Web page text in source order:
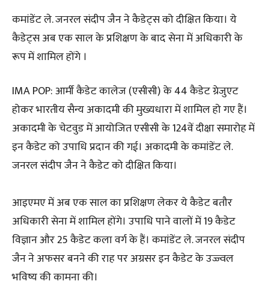
कमांडेंट ले. जनरल संदीप जैन ने कैडेट्स को दीक्षित किया। ये
कैडेट्स अब एक साल के प्रशिक्षण के बाद सेना में अधिकारी के
रूप में शामिल होंगे ।
IMA POP: आर्मी कैडेट कालेज (एसीसी) के 44 कैडेट ग्रेजुएट
होकर भारतीय सैन्य अकादमी की मुख्यधारा में शामिल हो गए हैं।
अकादमी के चेटवुड में आयोजित एसीसी के 124वें दीक्षा समारोह में
इन कैडेट को उपाधि प्रदान की गई। अकादमी के कमांडेंट ले.
जनरल संदीप जैन ने कैडेट को दीक्षित किया।
आइएमए में अब एक साल का प्रशिक्षण लेकर ये कैडेट बतौर
अधिकारी सेना में शामिल होंगे। उपाधि पाने वालों में 19 कैडेट
विज्ञान और 25 कैडेट कला वर्ग के हैं। कमांडेंट ले. जनरल संदीप
जैन ने अफसर बनने की राह पर अग्रसर इन कैडेट के उज्ज्वल
भविष्य की कामना की।